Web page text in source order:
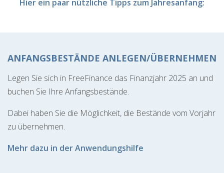
Hier ein paar nützliche Tipps zum Jahresanfang:
ANFANGSBESTÄNDE ANLEGEN/ÜBERNEHMEN
Legen Sie sich in FreeFinance das Finanzjahr 2025 an und
buchen Sie Ihre Anfangsbestände.
Dabei haben Sie die Möglichkeit, die Bestände vom Vorjahr
zu übernehmen.
Mehr dazu in der Anwendungshilfe